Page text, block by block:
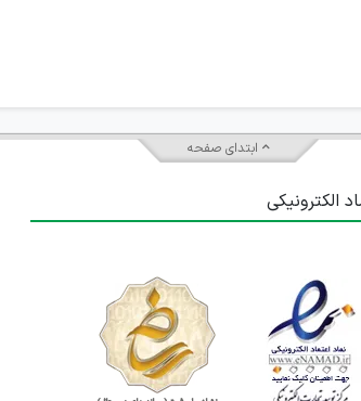
ابتدای صفحه
الکترونیکی